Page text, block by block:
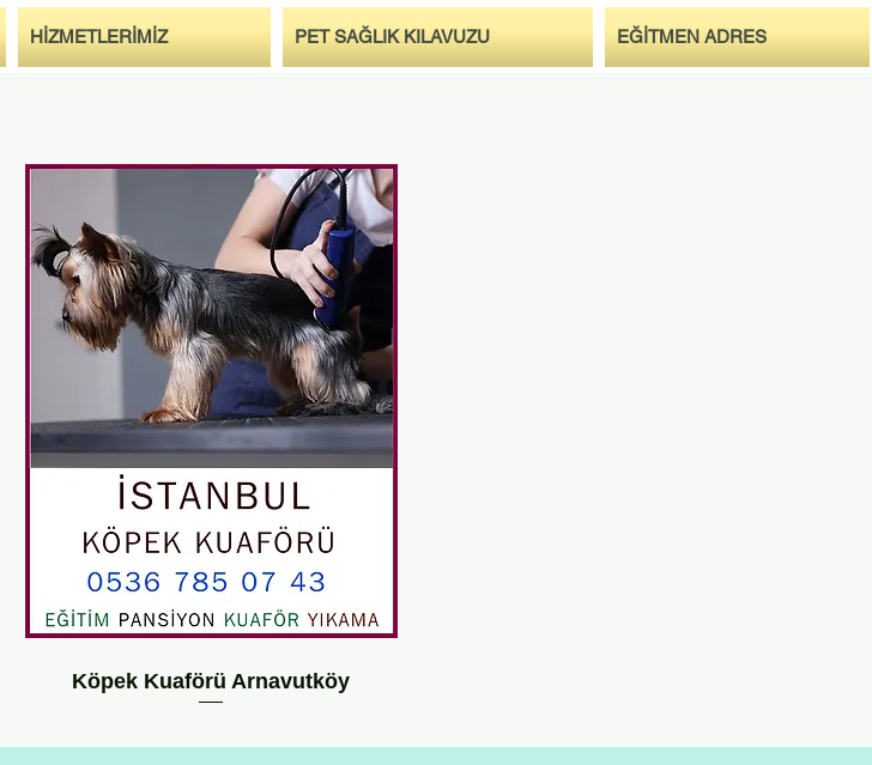
HİZMETLERİMİZ PET SAĞLIK KILAVUZU EĞİTMEN ADRES
Köpek Kuaförü Arnavutköy